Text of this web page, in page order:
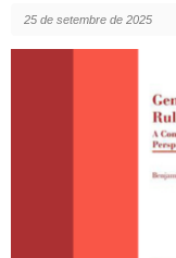
25 de setembre de 2025